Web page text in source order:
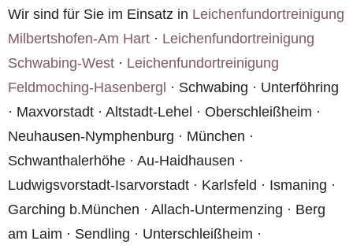
Wir sind für Sie im Einsatz in Leichenfundortreinigung
Milbertshofen-Am Hart · Leichenfundortreinigung
Schwabing-West · Leichenfundortreinigung
Feldmoching-Hasenbergl · Schwabing · Unterföhring
· Maxvorstadt · Altstadt-Lehel · Oberschleißheim ·
Neuhausen-Nymphenburg · München ·
Schwanthalerhöhe · Au-Haidhausen ·
Ludwigsvorstadt-Isarvorstadt · Karlsfeld · Ismaning ·
Garching b.München · Allach-Untermenzing · Berg
am Laim · Sendling · Unterschleißheim ·